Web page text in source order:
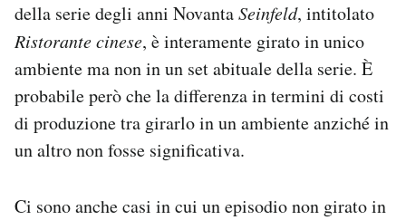
della serie degli anni NovantaSeinfeld, intitolato
Ristorante cinese, è interamente girato in unico
ambiente ma non in un set abituale della serie. È
probabile però che la differenza in termini di costi
di produzione tra girarlo in un ambiente anziché in
un altro non fosse significativa.
Ci sono anche casi in cui un episodio non girato in